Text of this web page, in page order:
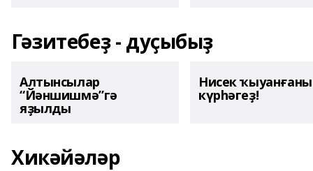
Гәзитебеҙ - дуҫыбыҙ
Алтынсылар
“Йәншишмә”гә
яҙылды
Нисек
күрһәгеҙ!
Хикәйәләр